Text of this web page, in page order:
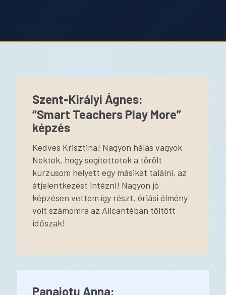
Szent-Királyi Ágnes:
“Smart Teachers Play More”
képzés
Kedves Krisztina! Nagyon hálás vagyok
Nektek, hogy segítettetek a törölt
kurzusom helyett egy másikat találni, az
átjelentkezést intézni! Nagyon jó
képzésen vettem így részt, óriási élmény
volt számomra az Alicantéban töltött
időszak!
Panajotu Anna: